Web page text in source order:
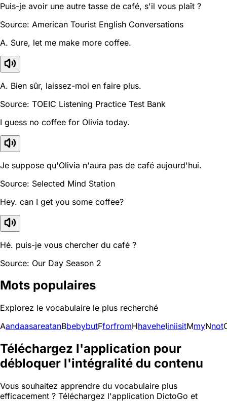
Puis-je avoir une autre tasse de café, s'il vous plaît ?
Source: American Tourist English Conversations
A. Sure, let me make more coffee.
A. Bien sûr, laissez-moi en faire plus.
Source: TOEIC Listening Practice Test Bank
I guess no coffee for Olivia today.
Je suppose qu'Olivia n'aura pas de café aujourd'hui.
Source: Selected Mind Station
Hey. can I get you some coffee?
Hé. puis-je vous chercher du café ?
Source: Our Day Season 2
Mots populaires
Explorez le vocabulaire le plus recherché
AandaasareatanBbebybutFforfromHhaveheIiniisitMmyNnot
Téléchargez l'application pour
débloquer l'intégralité du contenu
Vous souhaitez apprendre du vocabulaire plus
efficacement ? Téléchargez l'application DictoGo et